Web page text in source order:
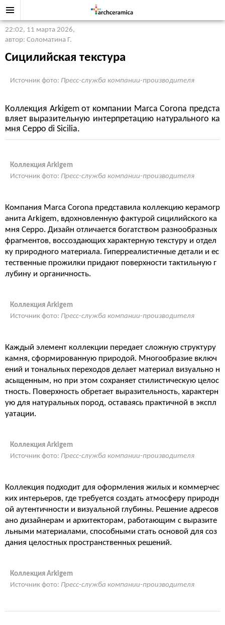
22:02, 11 марта 2026,
автор: Соломатина Г.
Сицилийская текстура
Источник фото: Пресс-служба компании-производителя
Коллекция Arkigem от компании Marca Corona предста
вляет выразительную интерпретацию натурального ка
мня Ceppo di Sicilia.
Коллекция Arkigem
Источник фото: Пресс-служба компании-производителя
Компания Marca Corona представила коллекцию керамогр
анита Arkigem, вдохновленную фактурой сицилийского ка
мня Ceppo. Дизайн отличается богатством разнообразных
фрагментов, воссоздающих характерную текстуру и отдел
ку природного материала. Гиперреалистичные детали и ес
тественные прожилки придают поверхности тактильную г
лубину и органичность.
Коллекция Arkigem
Источник фото: Пресс-служба компании-производителя
Каждый элемент коллекции передает сложную структуру
камня, сформированную природой. Многообразие включ
ений и тональных переходов делает материал визуально н
асыщенным, но при этом сохраняет стилистическую целос
тность. Поверхность обретает выразительность, характерн
ую для натуральных пород, оставаясь практичной в экспл
уатации.
Коллекция Arkigem
Источник фото: Пресс-служба компании-производителя
Коллекция подходит для оформления жилых и коммерчес
ких интерьеров, где требуется создать атмосферу природн
ой аутентичности и визуальной глубины. Решение адресов
ано дизайнерам и архитекторам, работающим с выразите
льными материалами, способными стать основой для соз
дания целостных пространственных решений.
Коллекция Arkigem
Источник фото: Пресс-служба компании-производителя